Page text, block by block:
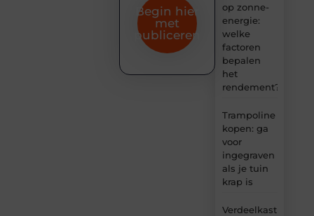
op zonne-
energie:
welke
factoren
bepalen
het
rendement?
Trampoline
kopen: ga
voor
ingegraven
als je tuin
krap is
Verdeelkast
Begin hier
met
publiceren